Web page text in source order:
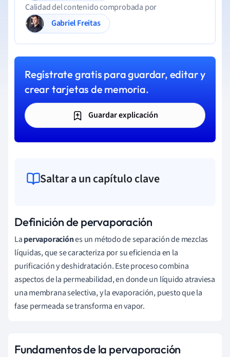
Calidad del contenido comprobada por
Gabriel Freitas
Regístrate gratis para guardar, editar y
crear tarjetas de memoria.
Guardar explicación
Saltar a un capítulo clave
Definición de pervaporación
Lapervaporaciónes un método de separación de mezclas
líquidas, que se caracteriza por su eficiencia en la
purificación y deshidratación. Este proceso combina
aspectos de la permeabilidad, en donde un líquido atraviesa
una membrana selectiva, y la evaporación, puesto que la
fase permeada se transforma en vapor.
Fundamentos de la pervaporación